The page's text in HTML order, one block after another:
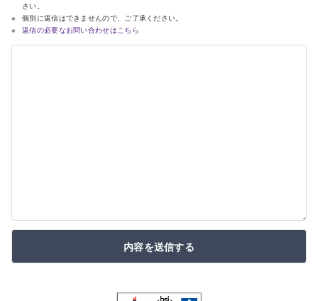
さい。
個別に返信はできませんので、ご了承ください。
返信の必要なお問い合わせはこちら
内容を送信する